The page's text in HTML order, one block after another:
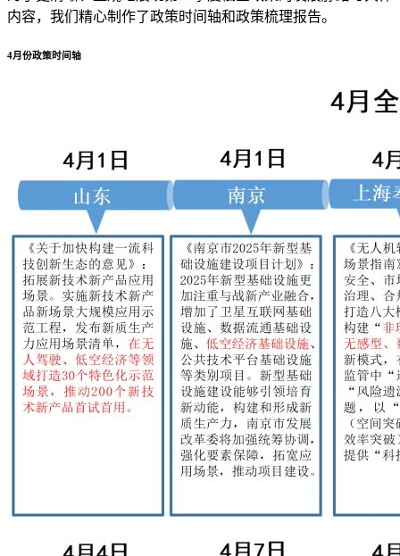
内容，我们精心制作了政策时间轴和政策梳理报告。
4月份政策时间轴